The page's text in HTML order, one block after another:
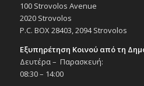
100 Strovolos Avenue
2020 Strovolos
P.C. BOX 28403, 2094 Strovolos
Εξυπηρέτηση Κοινού από τη
Δευτέρα – Παρασκευή:
08:30 – 14:00